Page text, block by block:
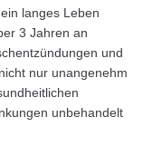
langes Leben
3 Jahren an
und
nur unangenehm
unbehandelt